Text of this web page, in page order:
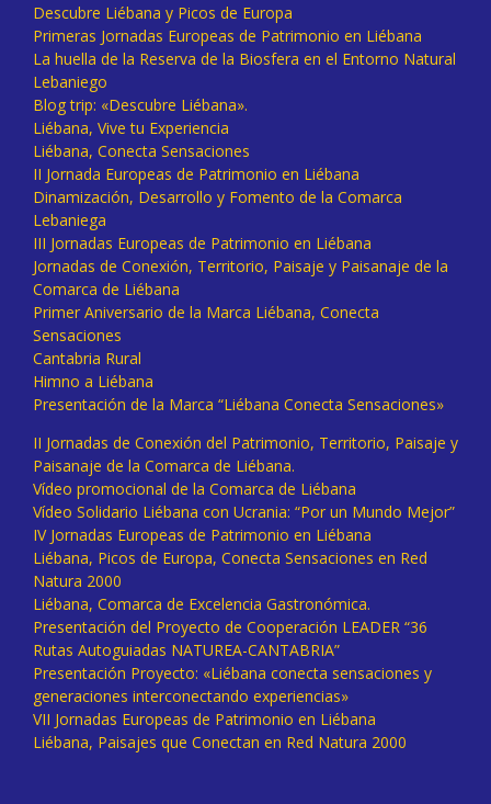
Descubre Liébana y Picos de Europa
Primeras Jornadas Europeas de Patrimonio en Liébana
La huella de la Reserva de la Biosfera en el Entorno Natural
Lebaniego
Blog trip: «Descubre Liébana».
Liébana, Vive tu Experiencia
Liébana, Conecta Sensaciones
II Jornada Europeas de Patrimonio en Liébana
Dinamización, Desarrollo y Fomento de la Comarca
Lebaniega
III Jornadas Europeas de Patrimonio en Liébana
Jornadas de Conexión, Territorio, Paisaje y Paisanaje de la
Comarca de Liébana
Primer Aniversario de la Marca Liébana, Conecta
Sensaciones
Cantabria Rural
Himno a Liébana
Presentación de la Marca “Liébana Conecta Sensaciones»
II Jornadas de Conexión del Patrimonio, Territorio, Paisaje y
Paisanaje de la Comarca de Liébana.
Vídeo promocional de la Comarca de Liébana
Vídeo Solidario Liébana con Ucrania: “Por un Mundo Mejor”
IV Jornadas Europeas de Patrimonio en Liébana
Liébana, Picos de Europa, Conecta Sensaciones en Red
Natura 2000
Liébana, Comarca de Excelencia Gastronómica.
Presentación del Proyecto de Cooperación LEADER “36
Rutas Autoguiadas NATUREA-CANTABRIA”
Presentación Proyecto: «Liébana conecta sensaciones y
generaciones interconectando experiencias»
VII Jornadas Europeas de Patrimonio en Liébana
Liébana, Paisajes que Conectan en Red Natura 2000